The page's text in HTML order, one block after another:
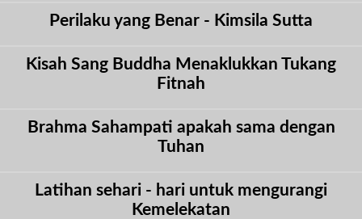
Perilaku yang Benar - Kimsila Sutta
Kisah Sang Buddha Menaklukkan Tukang
Fitnah
Brahma Sahampati apakah sama dengan
Tuhan
Latihan sehari - hari untuk mengurangi
Kemelekatan